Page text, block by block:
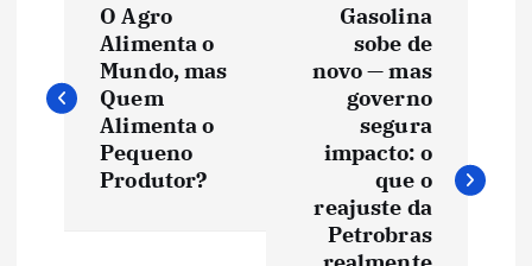
v
O Agro
Alimenta o
Mundo, mas
Quem
Alimenta o
Pequeno
Produtor?
Gasolina
sobe de
novo — mas
governo
segura
impacto: o
que o
reajuste da
Petrobras